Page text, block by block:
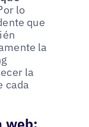
lo
que
la
la
cada
web: